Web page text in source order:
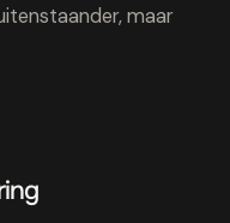
maar